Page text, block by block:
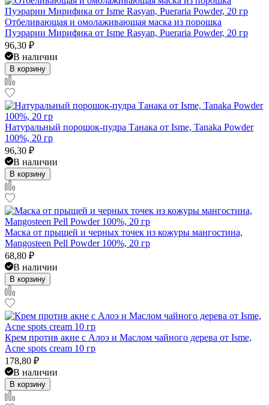
Отбеливающая и омолаживающая маска из порошка
Пуэрарии Мирифика от Isme Rasyan, Pueraria Powder, 20 гр
96,30 ₽
В наличии
В корзину
Натуральный порошок-пудра Танака от Isme, Tanaka Powder
100%, 20 гр
96,30 ₽
В наличии
В корзину
Маска от прыщей и черных точек из кожуры мангостина,
Mangosteen Pell Powder 100%, 20 гр
68,80 ₽
В наличии
В корзину
Крем против акне с Алоэ и Маслом чайного дерева от Isme,
Acne spots cream 10 гр
178,80 ₽
В наличии
В корзину